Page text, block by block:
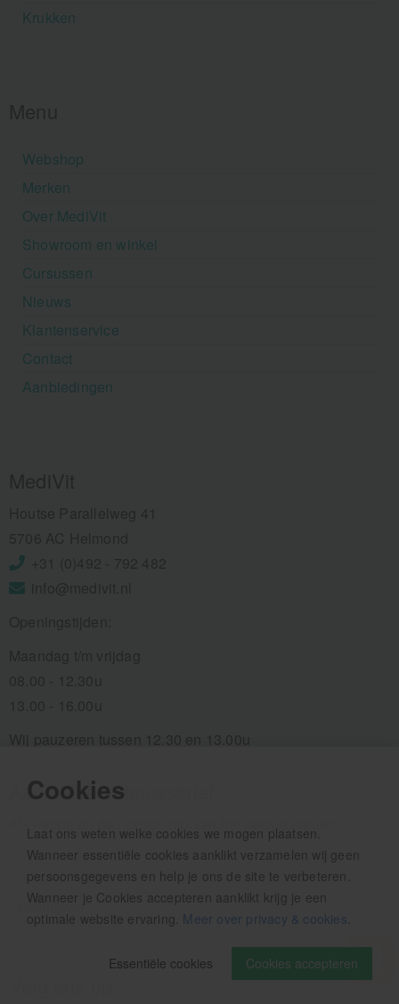
Cookies
Laat ons weten welke cookies we mogen plaatsen.
Wanneer essentiële cookies aanklikt verzamelen wij geen
persoonsgegevens en help je ons de site te verbeteren.
Wanneer je Cookies accepteren aanklikt krijg je een
optimale website ervaring. Meer over privacy & cookies
Cookies accepteren
Essentiële cookies
Krukken
Webshop
Merken
Over MediVit
Showroom en winkel
Cursussen
Nieuws
Klantenservice
Contact
Aanbiedingen
Aanmelden nieuwsbrief
Als eerste op de hoogte zijn van het laatste nieuws: